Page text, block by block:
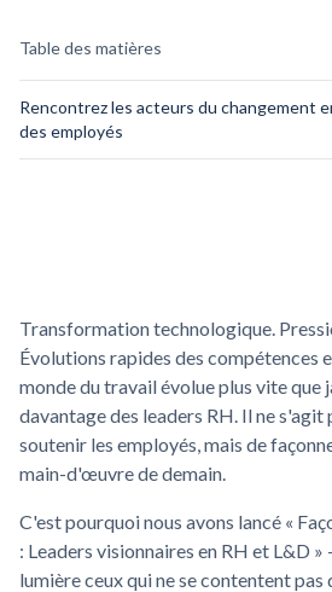
Table des matières
Rencontrez les acteurs du changement
des employés
Transformation technologique.
Évolutions rapides des compétences
monde du travail évolue plus vite que
davantage des leaders RH. Il ne s'agit
soutenir les employés, mais de
main-d'œuvre de demain.
C'est pourquoi nous avons lancé «
: Leaders visionnaires en RH et L&D »
lumière ceux qui ne se contentent pas